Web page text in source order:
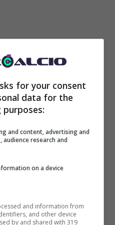
e delle medie
indicano che il
alla migliore
Serie A.Non saranno
questo dato,
fra grandi giocate,
for your consent
data for the
and content, advertising and
research and
on a device
and information from
and other device
by and shared with 319